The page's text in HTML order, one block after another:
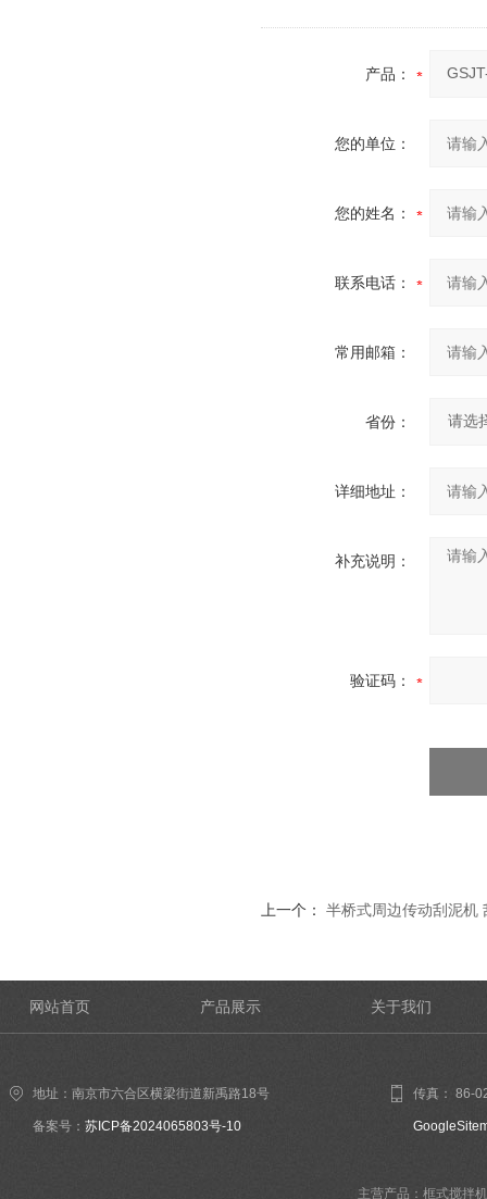
产品：
您的单位：
您的姓名：
联系电话：
常用邮箱：
省份：
详细地址：
补充说明：
验证码：
上一个： 半桥式周边传动刮泥机
网站首页 产品展示 关于我们
地址：南京市六合区横梁街道新禹路18号
备案号： 苏ICP备2024065803号-10
传真： 86-
主营产品：框式搅拌